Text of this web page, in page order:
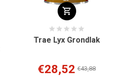
Trae Lyx Grondlak
€28,52 €43,88